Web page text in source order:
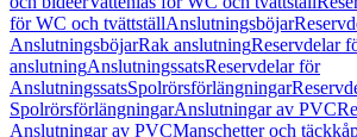
för WC och tvättställAnslutningsböjar
AnslutningsböjarRak anslutningReservdelar
anslutningAnslutningssatsReservdelar för
AnslutningssatsSpolrörsförlängningar
SpolrörsförlängningarAnslutningar av PVC
Anslutningar av PVCManschetter och